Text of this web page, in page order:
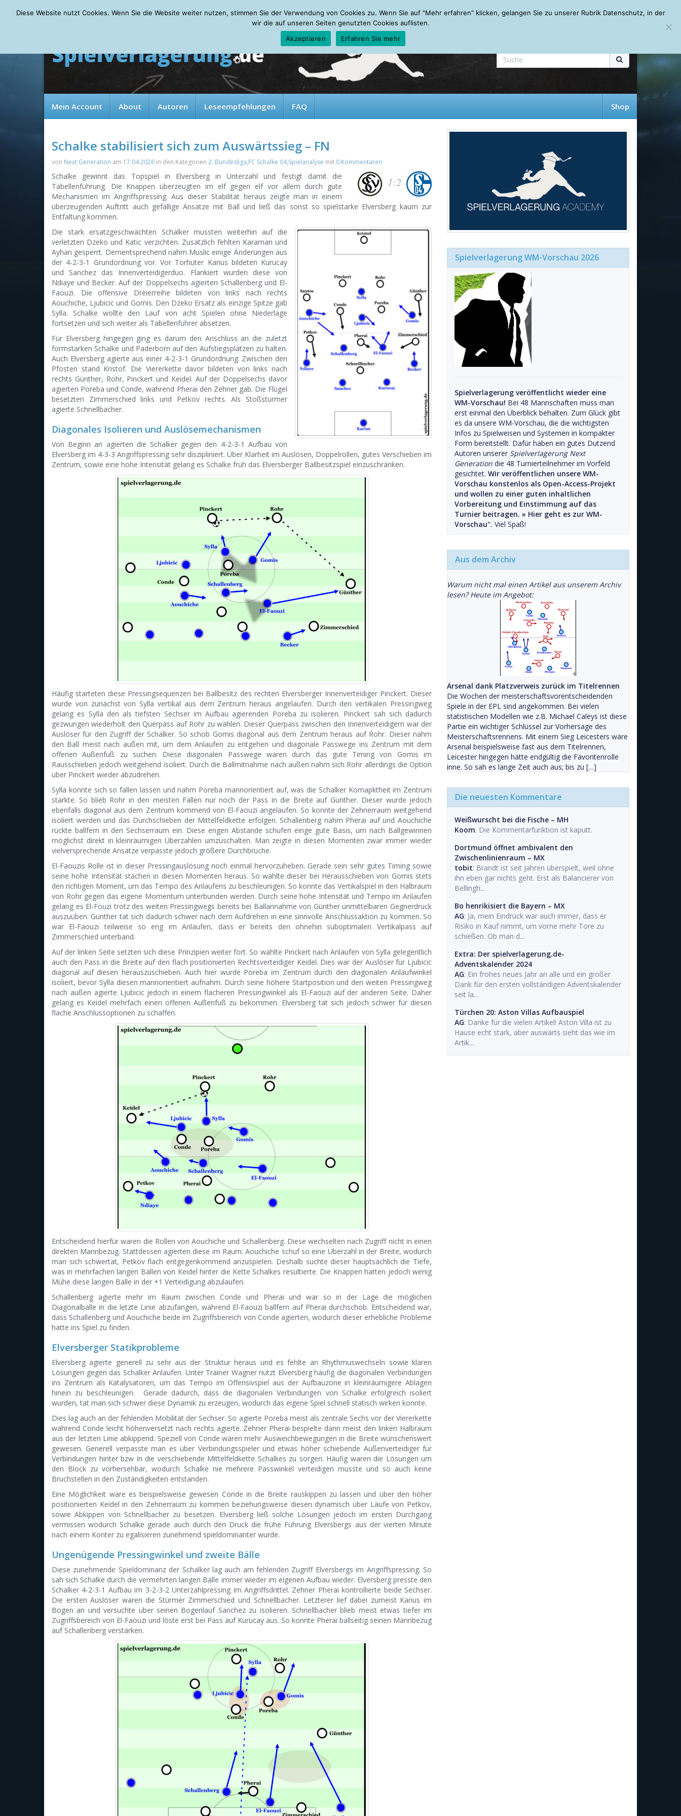
Saturday, 08.08.2026 Mein Account About Autoren Leseempfehlungen FAQ
Mein Account About Autoren Leseempfehlungen FAQ Shop
Schalke stabilisiert sich zum Auswärtssieg – FN
von Next Generation am 17.04.2026 in den Kategorien 2. Bundesliga,FC Schalke 04,Spielanalyse mit 0 Kommentaren
1:2
Schalke gewinnt das Topspiel in Elversberg in Unterzahl und festigt damit die
Tabellenführung. Die Knappen überzeugten im elf gegen elf vor allem durch gute
Mechanismen im Angriffspressing. Aus dieser Stabilität heraus zeigte man in einem
überzeugenden Auftritt auch gefällige Ansätze mit Ball und ließ das sonst so spielstarke Elversberg kaum zur
Entfaltung kommen.
Die stark ersatzgeschwächten Schalker mussten weiterhin auf die
verletzten Dzeko und Katic verzichten. Zusätzlich fehlten Karaman und
Ayhan gesperrt. Dementsprechend nahm Muslic einige Änderungen aus
der 4-2-3-1 Grundordnung vor. Vor Torhüter Karius bildeten Kurucay
und Sanchez das Innenverteidigerduo. Flankiert wurden diese von
Ndiaye und Becker. Auf der Doppelsechs agierten Schallenberg und El-
Faouzi. Die offensive Dreierreihe bildeten von links nach rechts
Aouchiche, Ljubicic und Gomis. Den Dzeko Ersatz als einzige Spitze gab
Sylla. Schalke wollte den Lauf von acht Spielen ohne Niederlage
fortsetzen und sich weiter als Tabellenführer absetzen.
Für Elversberg hingegen ging es darum den Anschluss an die zuletzt
formstarken Schalke und Paderborn auf den Aufstiegsplätzen zu halten.
Auch Elversberg agierte aus einer 4-2-3-1 Grundordnung. Zwischen den
Pfosten stand Kristof. Die Viererkette davor bildeten von links nach
rechts Günther, Rohr, Pinckert und Keidel. Auf der Doppelsechs davor
agierten Poreba und Conde, während Pherai den Zehner gab. Die Flügel
besetzten Zimmerschied links und Petkov rechts. Als Stoßstürmer
agierte Schnellbacher.
Diagonales Isolieren und Auslösemechanismen
Von Beginn an agierten die Schalker gegen den 4-2-3-1 Aufbau von
Elversberg im 4-3-3 Angriffspressing sehr diszipliniert. Über Klarheit im Auslösen, Doppelrollen, gutes Verschieben im
Zentrum, sowie eine hohe Intensität gelang es Schalke früh das Elversberger Ballbesitzspiel einzuschränken.
Häufig starteten diese Pressingsequenzen bei Ballbesitz des rechten Elversberger Innenverteidiger Pinckert. Dieser
wurde von zunächst von Sylla vertikal aus dem Zentrum heraus angelaufen. Durch den vertikalen Pressingweg
gelang es Sylla den als tiefsten Sechser im Aufbau agierenden Poreba zu isolieren. Pinckert sah sich dadurch
gezwungen wiederholt den Querpass auf Rohr zu wählen. Dieser Querpass zwischen den Innenverteidigern war der
Auslöser für den Zugriff der Schalker. So schob Gomis diagonal aus dem Zentrum heraus auf Rohr. Dieser nahm
den Ball meist nach außen mit, um dem Anlaufen zu entgehen und diagonale Passwege ins Zentrum mit dem
offenen Außenfuß zu suchen. Diese diagonalen Passwege waren durch das gute Timing von Gomis im
Rausschieben jedoch weitgehend isoliert. Durch die Ballmitnahme nach außen nahm sich Rohr allerdings die Option
über Pinckert wieder abzudrehen.
Sylla konnte sich so fallen lassen und nahm Poreba mannorientiert auf, was die Schalker Komapktheit im Zentrum
stärkte. So blieb Rohr in den meisten Fällen nur noch der Pass in die Breite auf Günther. Dieser wurde jedoch
ebenfalls diagonal aus dem Zentrum kommend von El-Faouzi angelaufen. So konnte der Zehnerraum weitgehend
isoliert werden und das Durchschieben der Mittelfeldkette erfolgen. Schallenberg nahm Pherai auf und Aouchiche
rückte ballfern in den Sechserraum ein. Diese engen Abstände schufen einge gute Basis, um nach Ballgewinnen
möglichst direkt in kleinräumigen Überzahlen umzuschalten. Man zeigte in diesen Momenten zwar immer wieder
vielversprechende Ansätze verpasste jedoch größere Durchbrüche.
El-Faouzis Rolle ist in dieser Pressingauslösung noch einmal hervorzuheben. Gerade sein sehr gutes Timing sowie
seine hohe Intensität stachen in diesen Momenten heraus. So wählte dieser bei Herausschieben von Gomis stets
den richtigen Moment, um das Tempo des Anlaufens zu beschleunigen. So konnte das Vertikalspiel in den Halbraum
von Rohr gegen das eigene Momentum unterbunden werden. Durch seine hohe Intensität und Tempo im Anlaufen
gelang es El-Fouzi trotz des weiten Pressingwegs bereits bei Ballannahme von Günther unmittelbaren Gegnerdruck
auszuüben. Günther tat sich dadurch schwer nach dem Aufdrehen in eine sinnvolle Anschlussaktion zu kommen. So
war El-Faouzi teilweise so eng im Anlaufen, dass er bereits den ohnehin suboptimalen Vertikalpass auf
Zimmerschied unterband.
Auf der linken Seite setzten sich diese Prinzipien weiter fort. So wählte Pinckert nach Anlaufen von Sylla gelegentlich
auch den Pass in die Breite auf den flach positionierten Rechtsverteidiger Keidel. Dies war der Auslöser für Ljubicic
diagonal auf diesen herauszuschieben. Auch hier wurde Poreba im Zentrum durch den diagonalen Anlaufwinkel
isoliert, bevor Sylla diesen mannorientiert aufnahm. Durch seine höhere Startposition und den weiten Pressingweg
nach außen agierte Ljubicic jedoch in einem flacheren Pressingwinkel als El-Faouzi auf der anderen Seite. Daher
gelang es Keidel mehrfach einen offenen Außenfuß zu bekommen. Elversberg tat sich jedoch schwer für diesen
flache Anschlussoptionen zu schaffen.
Entscheidend hierfür waren die Rollen von Aouchiche und Schallenberg. Diese wechselten nach Zugriff nicht in einen
direkten Mannbezug. Stattdessen agierten diese im Raum. Aouchiche schuf so eine Überzahl in der Breite, wodurch
man sich schwertat, Petkov flach entgegenkommend anzuspielen. Deshalb suchte dieser hauptsächlich die Tiefe,
was in mehrfachen langen Bällen von Keidel hinter die Kette Schalkes resultierte. Die Knappen hatten jedoch wenig
Mühe diese langen Bälle in der +1 Verteidigung abzulaufen.
Schallenberg agierte mehr im Raum zwischen Conde und Pherai und war so in der Lage die möglichen
Diagonalbälle in die letzte Linie abzufangen, während El-Faouzi ballfern auf Pherai durchschob. Entscheidend war,
dass Schallenberg und Aouchiche beide im Zugriffsbereich von Conde agierten, wodurch dieser erhebliche Probleme
hatte ins Spiel zu finden.
Elversberger Statikprobleme
Elversberg agierte generell zu sehr aus der Struktur heraus und es fehlte an Rhythmuswechseln sowie klaren
Lösungen gegen das Schalker Anlaufen. Unter Trainer Wagner nutzt Elversberg häufig die diagonalen Verbindungen
ins Zentrum als Katalysatoren, um das Tempo im Offensivspiel aus der Aufbauzone in kleinräumigere Ablagen
hinein zu beschleunigen. Gerade dadurch, dass die diagonalen Verbindungen von Schalke erfolgreich isoliert
wurden, tat man sich schwer diese Dynamik zu erzeugen, wodurch das eigene Spiel schnell statisch wirken konnte.
Dies lag auch an der fehlenden Mobilität der Sechser. So agierte Poreba meist als zentrale Sechs vor der Viererkette
während Conde leicht höhenversetzt nach rechts agierte. Zehner Pherai bespielte dann meist den linken Halbraum
aus der letzten Linie abkippend. Speziell von Conde wären mehr Ausweichbewegungen in die Breite wünschenswert
gewesen. Generell verpasste man es über Verbindungsspieler und etwas höher schiebende Außenverteidiger für
Verbindungen hinter bzw in die verschiebende Mittelfeldkette Schalkes zu sorgen. Häufig waren die Lösungen um
den Block zu vorhersehbar, wodurch Schalke nie mehrere Passwinkel verteidigen musste und so auch keine
Bruchstellen in den Zuständigkeiten entstanden.
Eine Möglichkeit wäre es beispielsweise gewesen Conde in die Breite rauskippen zu lassen und über den höher
positionierten Keidel in den Zehnerraum zu kommen beziehungsweise diesen dynamisch über Läufe von Petkov,
sowie Abkippen von Schnellbacher zu besetzen. Elversberg ließ solche Lösungen jedoch im ersten Durchgang
vermissen wodurch Schalke gerade auch durch den Druck die frühe Führung Elversbergs aus der vierten Minute
nach einem Konter zu egalisieren zunehmend spieldominanter wurde.
Ungenügende Pressingwinkel und zweite Bälle
Diese zunehmende Spieldominanz der Schalker lag auch am fehlenden Zugriff Elversbergs im Angriffspressing. So
sah sich Schalke durch die vermehrten langen Bälle immer wieder im eigenen Aufbau wieder. Elversberg presste den
Schalker 4-2-3-1 Aufbau im 3-2-3-2 Unterzahlpressing im Angriffsdrittel. Zehner Pherai kontrollierte beide Sechser.
Die ersten Auslöser waren die Stürmer Zimmerschied und Schnellbacher. Letzterer lief dabei zumeist Karius im
Bogen an und versuchte über seinen Bogenlauf Sanchez zu isolieren. Schnellbacher blieb meist etwas tiefer im
Zugriffsbereich von El-Faouzi und löste erst bei Pass auf Kurucay aus. So konnte Pherai ballseitig seinen Mannbezug
auf Schallenberg verstärken.
Spielverlagerung WM-Vorschau 2026
Spielverlagerung veröffentlicht wieder eine
WM-Vorschau! Bei 48 Mannschaften muss man
erst einmal den Überblick behalten. Zum Glück gibt
es da unsere WM-Vorschau, die die wichtigsten
Infos zu Spielweisen und Systemen in kompakter
Form bereitstellt. Dafür haben ein gutes Dutzend
Autoren unserer Spielverlagerung Next
Generation die 48 Turnierteilnehmer im Vorfeld
gesichtet. Wir veröffentlichen unsere WM-
Vorschau konstenlos als Open-Access-Projekt
und wollen zu einer guten inhaltlichen
Vorbereitung und Einstimmung auf das
Turnier beitragen. » Hier geht es zur WM-
Vorschau". Viel Spaß!
Aus dem Archiv
Warum nicht mal einen Artikel aus unserem Archiv
lesen? Heute im Angebot:
Arsenal dank Platzverweis zurück im Titelrennen
Die Wochen der meisterschaftsvorentscheidenden
Spiele in der EPL sind angekommen. Bei vielen
statistischen Modellen wie z.B. Michael Caleys ist diese
Partie ein wichtiger Schlüssel zur Vorhersage des
Meisterschaftsrennens. Mit einem Sieg Leicesters wäre
Arsenal beispielsweise fast aus dem Titelrennen,
Leicester hingegen hätte endgültig die Favoritenrolle
inne. So sah es lange Zeit auch aus; bis zu […]
Die neuesten Kommentare
Weißwurscht bei die Fische – MH
Koom: Die Kommentarfunktion ist kaputt.
Dortmund öffnet ambivalent den
Zwischenlinienraum – MX
tobit: Brandt ist seit Jahren überspielt, weil ohne
ihn eben gar nichts geht. Erst als Balancierer von
Bellingh...
Bo henrikisiert die Bayern – MX
AG: Ja, mein Eindruck war auch immer, dass er
Risiko in Kauf nimmt, um vorne mehr Tore zu
schießen. Ob man d...
Extra: Der spielverlagerung.de-
Adventskalender 2024
AG: Ein frohes neues Jahr an alle und ein großer
Dank für den ersten vollständigen Adventskalender
seit la...
Türchen 20: Aston Villas Aufbauspiel
AG: Danke für die vielen Artikel! Aston Villa ist zu
Hause echt stark, aber auswärts sieht das wie im
Artik...
Diese Website nutzt Cookies. Wenn Sie die Website weiter nutzen, stimmen Sie der Verwendung von Cookies zu. Wenn Sie auf "Mehr erfahren" klicken, gelangen Sie zu unserer Rubrik Datenschutz, in der
wir die auf unseren Seiten genutzten Cookies auflisten.
Akzeptieren
Erfahren Sie mehr